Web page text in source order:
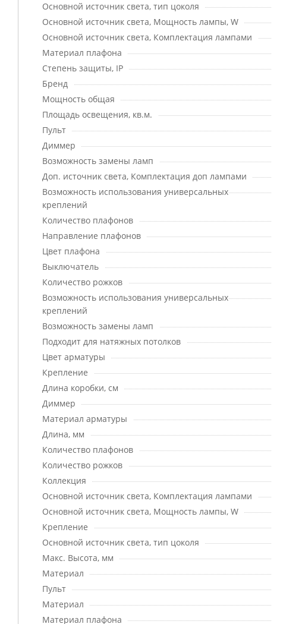
Основной источник света, тип цоколя
Основной источник света, Мощность лампы, W
Основной источник света, Комплектация лампами
Материал плафона
Степень защиты, IP
Бренд
Мощность общая
Площадь освещения, кв.м.
Пульт
Диммер
Возможность замены ламп
Доп. источник света, Комплектация доп лампами
Возможность использования универсальных
креплений
Количество плафонов
Направление плафонов
Цвет плафона
Выключатель
Количество рожков
Возможность использования универсальных
креплений
Возможность замены ламп
Подходит для натяжных потолков
Цвет арматуры
Крепление
Длина коробки, см
Диммер
Материал арматуры
Длина, мм
Количество плафонов
Количество рожков
Коллекция
Основной источник света, Комплектация лампами
Основной источник света, Мощность лампы, W
Крепление
Основной источник света, тип цоколя
Макс. Высота, мм
Материал
Пульт
Материал
Материал плафона